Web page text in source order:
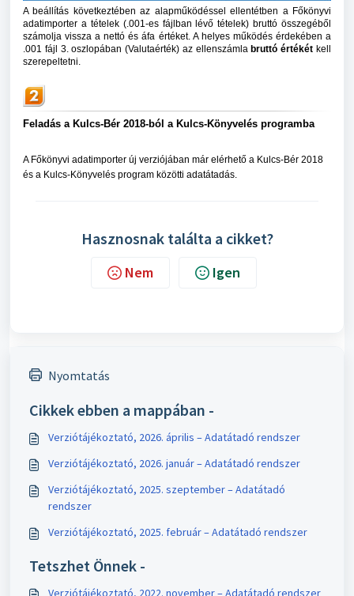
A beállítás következtében az alapműködéssel ellentétben a Főkönyvi
adatimporter a tételek (.001-es fájlban lévő tételek) bruttó összegéből
számolja vissza a nettó és áfa értéket. A helyes működés érdekében a
.001 fájl 3. oszlopában (Valutaérték) az ellenszámla bruttó értékét kell
szerepeltetni.
Feladás a Kulcs-Bér 2018-ból a Kulcs-Könyvelés programba
A Főkönyvi adatimporter új verziójában már elérhető a Kulcs-Bér 2018
és a Kulcs-Könyvelés program közötti adatátadás.
Hasznosnak találta a cikket?
Nem Igen
Nyomtatás
Cikkek ebben a mappában -
Verziótájékoztató, 2026. április – Adatátadó rendszer
Verziótájékoztató, 2026. január – Adatátadó rendszer
Verziótájékoztató, 2025. szeptember – Adatátadó
rendszer
Verziótájékoztató, 2025. február – Adatátadó rendszer
Tetszhet Önnek -
Verziótájékoztató, 2022. november – Adatátadó rendszer